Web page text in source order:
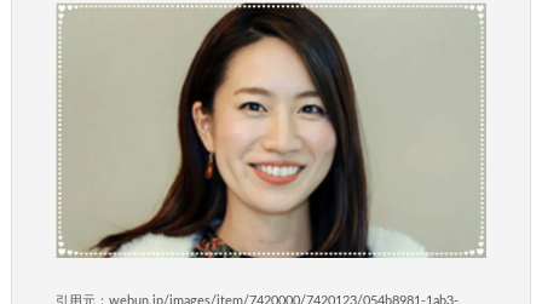
引用元：webun.jp/images/item/7420000/7420123/054b8981-1ab3-